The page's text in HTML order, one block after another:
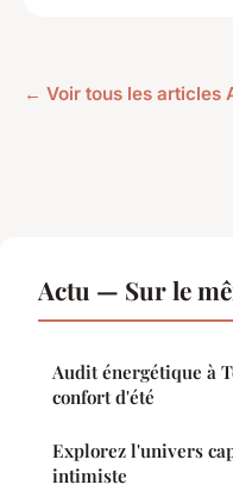
← Voir tous les articles
Actu — Sur le
Audit énergétique à
confort d'été
Explorez l'univers
intimiste